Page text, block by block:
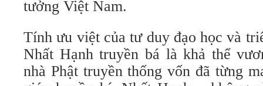
tưởng Việt Nam.
Tính ưu việt của tư duy đạo học và
Nhất Hạnh truyền bá là khả thể
nhà Phật truyền thống vốn đã từng